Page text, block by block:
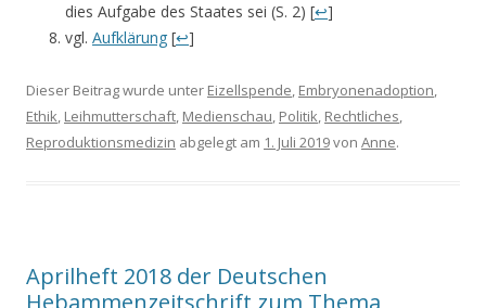
dies Aufgabe des Staates sei (S. 2) [↩]
vgl. Aufklärung [↩]
Dieser Beitrag wurde unter Eizellspende, Embryonenadoption,
Ethik, Leihmutterschaft, Medienschau, Politik, Rechtliches,
Reproduktionsmedizin abgelegt am 1. Juli 2019von Anne.
Aprilheft 2018 der Deutschen
Hebammenzeitschrift zum Thema